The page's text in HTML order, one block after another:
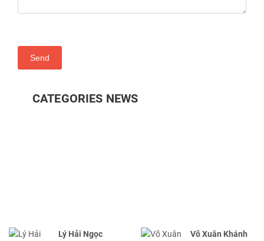
Send
CATEGORIES NEWS
Lý Hải Ngọc Võ Xuân Khánh